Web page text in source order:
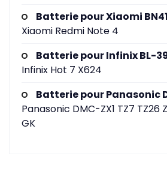
Batterie pour Xiaomi BN41
Xiaomi Redmi Note 4
Batterie pour Infinix BL-
Infinix Hot 7 X624
Batterie pour Panasonic
Panasonic DMC-ZX1 TZ7 TZ26
GK